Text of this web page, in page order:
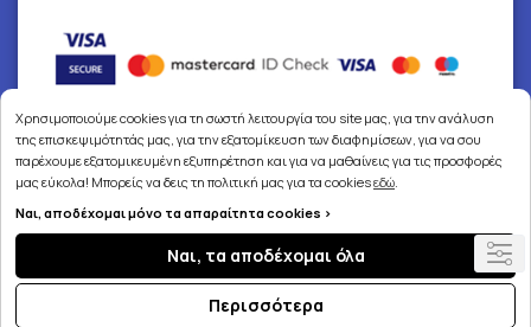
Copyright © 2026joypharmacy.gr
Χρησιμοποιούμε cookies για τη σωστή λειτουργία του site μας, για την ανάλυση
της επισκεψιμότητάς μας, για την εξατομίκευση των διαφημίσεων, για να σου
παρέχουμε εξατομικευμένη εξυπηρέτηση και για να μαθαίνεις για τις προσφορές
μας εύκολα! Μπορείς να δεις τη πολιτική μας για τα cookiesεδώ.
Ναι, αποδέχομαι μόνο τα απαραίτητα cookies >
Ναι, τα αποδέχομαι όλα
Περισσότερα